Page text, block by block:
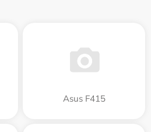
Asus F415